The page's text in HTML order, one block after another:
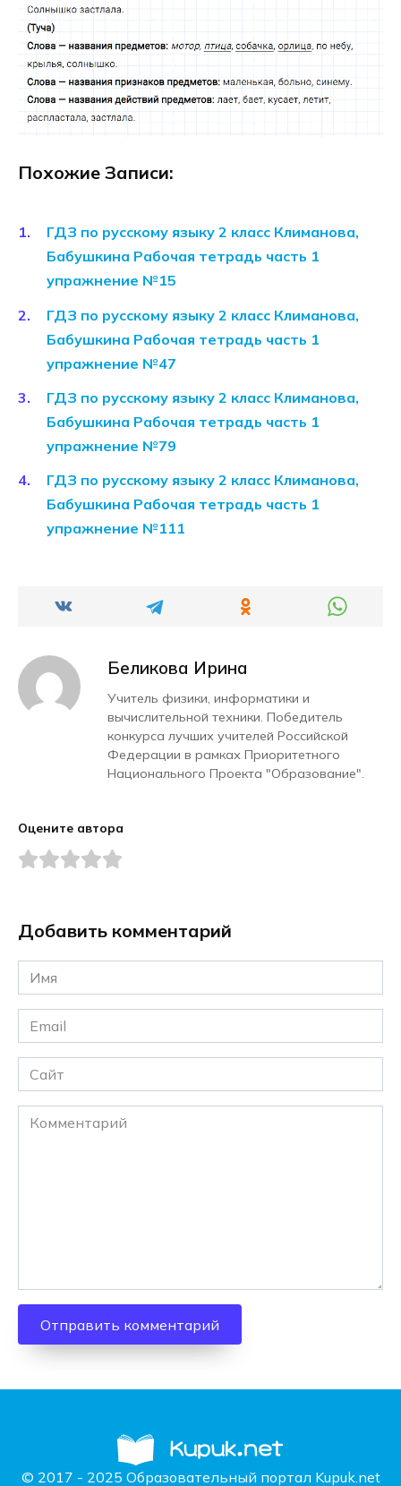
Похожие Записи:
ГДЗ по русскому языку 2 класс Климанова,
Бабушкина Рабочая тетрадь часть 1
упражнение №15
ГДЗ по русскому языку 2 класс Климанова,
Бабушкина Рабочая тетрадь часть 1
упражнение №47
ГДЗ по русскому языку 2 класс Климанова,
Бабушкина Рабочая тетрадь часть 1
упражнение №79
ГДЗ по русскому языку 2 класс Климанова,
Бабушкина Рабочая тетрадь часть 1
упражнение №111
Беликова Ирина
Учитель физики, информатики и
вычислительной техники. Победитель
конкурса лучших учителей Российской
Федерации в рамках Приоритетного
Национального Проекта "Образование".
Оцените автора
Добавить комментарий
Имя
*
Email
*
Сайт
Комментарий
© 2017 - 2025 Образовательный портал Kupuk.net